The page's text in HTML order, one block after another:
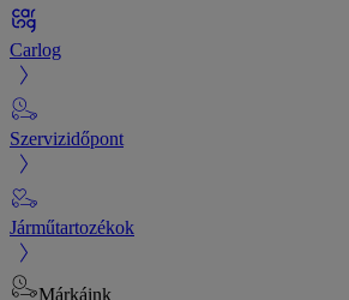
Carlog
Szervizidőpont
Járműtartozékok
Márkáink